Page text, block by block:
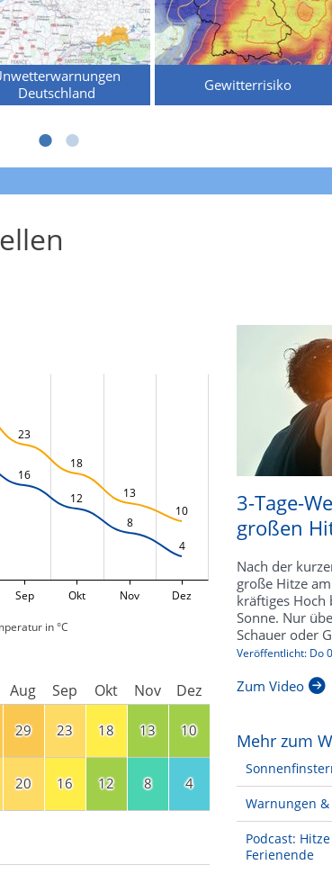
Deutschland
Gewitterrisiko
23
18
13
10
16
12
8
4
Sep Okt Nov Dez
in °C
Aug Sep Okt Nov Dez
29 23 18 13 10
20 16 12 8 4
3-Tage-
großen
Nach der
große Hitze
kräftiges Hoch
Sonne. Nur
Schauer oder
Veröffentlicht: Do
Zum Video
Mehr zum
Warnungen
Podcast:
Ferienende